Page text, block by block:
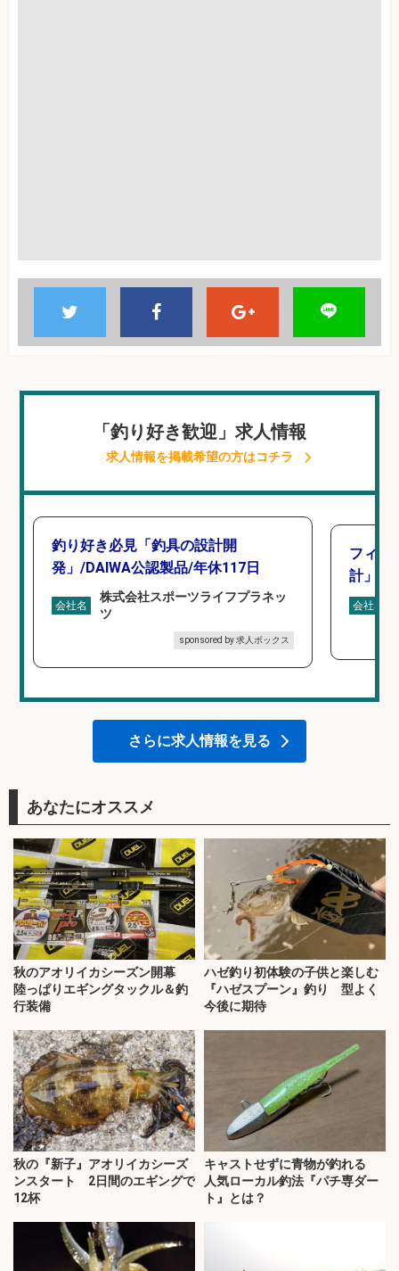
「釣り好き歓迎」求人情報
求人情報を掲載希望の方はコチラ
釣り好き必見「釣具の設計開
発」/DAIWA公認製品/年休117日
会社名
株式会社スポーツライフプラネッ
ツ
sponsored by 求人ボックス
フィッ
計」
会社名
さらに求人情報を見る
あなたにオススメ
秋のアオリイカシーズン開幕
陸っぱりエギングタックル＆釣
行装備
ハゼ釣り初体験の子供と楽しむ
『ハゼスプーン』釣り 型よく
今後に期待
秋の『新子』アオリイカシーズ
ンスタート 2日間のエギングで
12杯
キャストせずに青物が釣れる
人気ローカル釣法『パチ専ダー
ト』とは？